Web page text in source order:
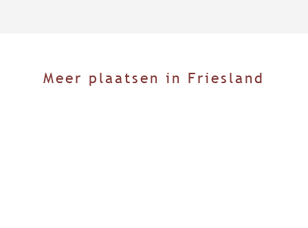
Meer plaatsen in Friesland